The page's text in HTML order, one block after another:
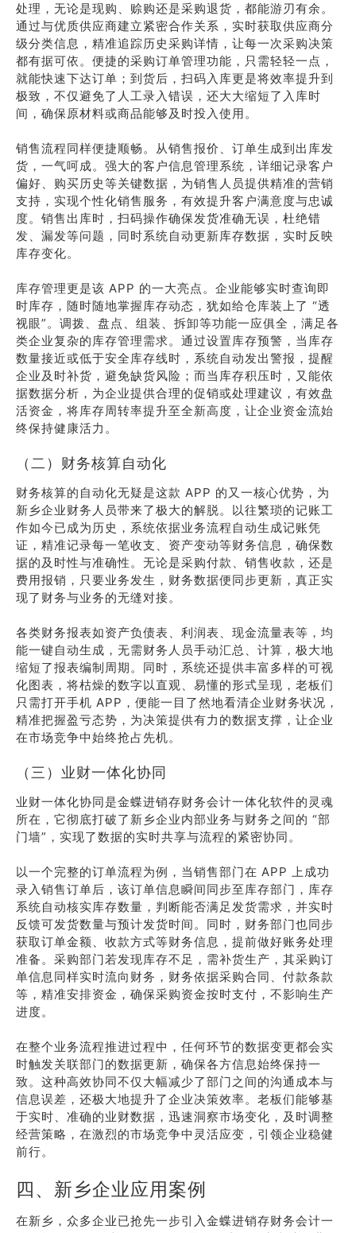
处理，无论是现购、赊购还是采购退货，都能游刃有余。
通过与优质供应商建立紧密合作关系，实时获取供应商分
级分类信息，精准追踪历史采购详情，让每一次采购决策
都有据可依。便捷的采购订单管理功能，只需轻轻一点，
就能快速下达订单；到货后，扫码入库更是将效率提升到
极致，不仅避免了人工录入错误，还大大缩短了入库时
间，确保原材料或商品能够及时投入使用。
销售流程同样便捷顺畅。从销售报价、订单生成到出库发
货，一气呵成。强大的客户信息管理系统，详细记录客户
偏好、购买历史等关键数据，为销售人员提供精准的营销
支持，实现个性化销售服务，有效提升客户满意度与忠诚
度。销售出库时，扫码操作确保发货准确无误，杜绝错
发、漏发等问题，同时系统自动更新库存数据，实时反映
库存变化。
库存管理更是该 APP 的一大亮点。企业能够实时查询即
时库存，随时随地掌握库存动态，犹如给仓库装上了 “透
视眼”。调拨、盘点、组装、拆卸等功能一应俱全，满足各
类企业复杂的库存管理需求。通过设置库存预警，当库存
数量接近或低于安全库存线时，系统自动发出警报，提醒
企业及时补货，避免缺货风险；而当库存积压时，又能依
据数据分析，为企业提供合理的促销或处理建议，有效盘
活资金，将库存周转率提升至全新高度，让企业资金流始
终保持健康活力。
（二）财务核算自动化
财务核算的自动化无疑是这款 APP 的又一核心优势，为
新乡企业财务人员带来了极大的解脱。以往繁琐的记账工
作如今已成为历史，系统依据业务流程自动生成记账凭
证，精准记录每一笔收支、资产变动等财务信息，确保数
据的及时性与准确性。无论是采购付款、销售收款，还是
费用报销，只要业务发生，财务数据便同步更新，真正实
现了财务与业务的无缝对接。
各类财务报表如资产负债表、利润表、现金流量表等，均
能一键自动生成，无需财务人员手动汇总、计算，极大地
缩短了报表编制周期。同时，系统还提供丰富多样的可视
化图表，将枯燥的数字以直观、易懂的形式呈现，老板们
只需打开手机 APP，便能一目了然地看清企业财务状况，
精准把握盈亏态势，为决策提供有力的数据支撑，让企业
在市场竞争中始终抢占先机。
（三）业财一体化协同
业财一体化协同是金蝶进销存财务会计一体化软件的灵魂
所在，它彻底打破了新乡企业内部业务与财务之间的 “部
门墙”，实现了数据的实时共享与流程的紧密协同。
以一个完整的订单流程为例，当销售部门在 APP 上成功
录入销售订单后，该订单信息瞬间同步至库存部门，库存
系统自动核实库存数量，判断能否满足发货需求，并实时
反馈可发货数量与预计发货时间。同时，财务部门也同步
获取订单金额、收款方式等财务信息，提前做好账务处理
准备。采购部门若发现库存不足，需补货生产，其采购订
单信息同样实时流向财务，财务依据采购合同、付款条款
等，精准安排资金，确保采购资金按时支付，不影响生产
进度。
在整个业务流程推进过程中，任何环节的数据变更都会实
时触发关联部门的数据更新，确保各方信息始终保持一
致。这种高效协同不仅大幅减少了部门之间的沟通成本与
信息误差，还极大地提升了企业决策效率。老板们能够基
于实时、准确的业财数据，迅速洞察市场变化，及时调整
经营策略，在激烈的市场竞争中灵活应变，引领企业稳健
前行。
四、新乡企业应用案例
在新乡，众多企业已抢先一步引入金蝶进销存财务会计一